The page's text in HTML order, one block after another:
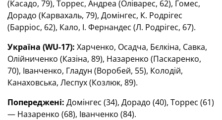
(Касадо, 79), Торрес, Андреа (Оліварес, 62), Гомес,
Дорадо (Карвахаль, 79), Домінгес, К. Родрігес
(Барріос, 62), Кало, І. Фернандес (Л. Родрігес, 67).
Україна (WU-17): Харченко, Осадча, Бєлкіна, Савка,
Олійниченко (Казіна, 89), Назаренко (Паскаренко,
70), Іванченко, Гладун (Воробей, 55), Колодій,
Канаховська, Леспух (Козлюк, 89).
Попереджені: Домінгес (34), Дорадо (40), Торрес (61)
— Назаренко (68), Іванченко (84).